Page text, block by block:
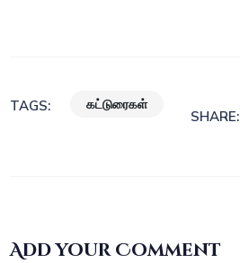
TAGS: கட்டுரைகள்
SHARE:
Add your Comment